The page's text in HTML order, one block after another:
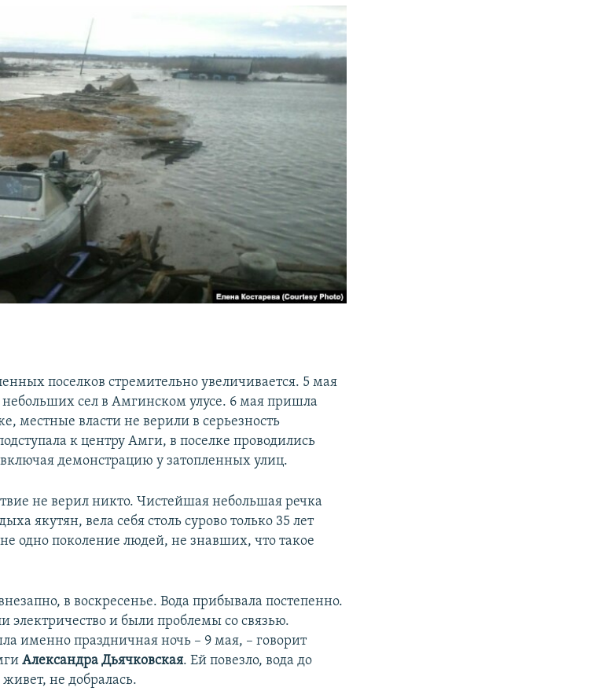
поселков стремительно увеличивается. 5 мая
небольших сел в Амгинском улусе. 6 мая пришла
местные власти не верили в серьезность
к центру Амги, в поселке проводились
демонстрацию у затопленных улиц.
не верил никто. Чистейшая небольшая речка
якутян, вела себя столь сурово только 35 лет
одно поколение людей, не знавших, что такое
в воскресенье. Вода прибывала постепенно.
электричество и были проблемы со связью.
именно праздничная ночь – 9 мая, – говорит
Александра Дьячковская. Ей повезло, вода до
не добралась.